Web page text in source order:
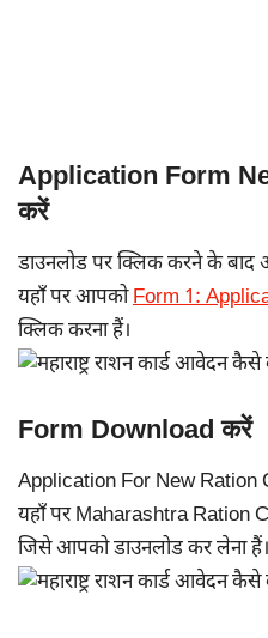
Application Form
करें
डाउनलोड पर क्लिक करने के
यहाँ पर आपकोForm 1:
क्लिक करना हैं।
Form Download करें
Application For New Ration
यहाँ पर Maharashtra Ration
जिसे आपको डाउनलोड कर लेना हैं।